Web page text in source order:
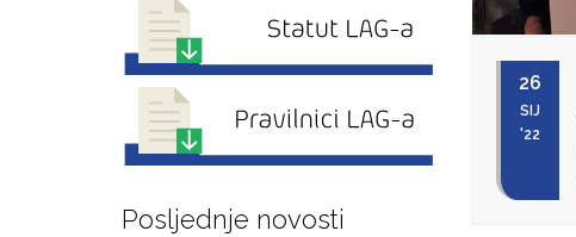
Posljednje novosti
26
SIJ
'22